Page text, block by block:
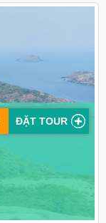
ĐẶT TOUR